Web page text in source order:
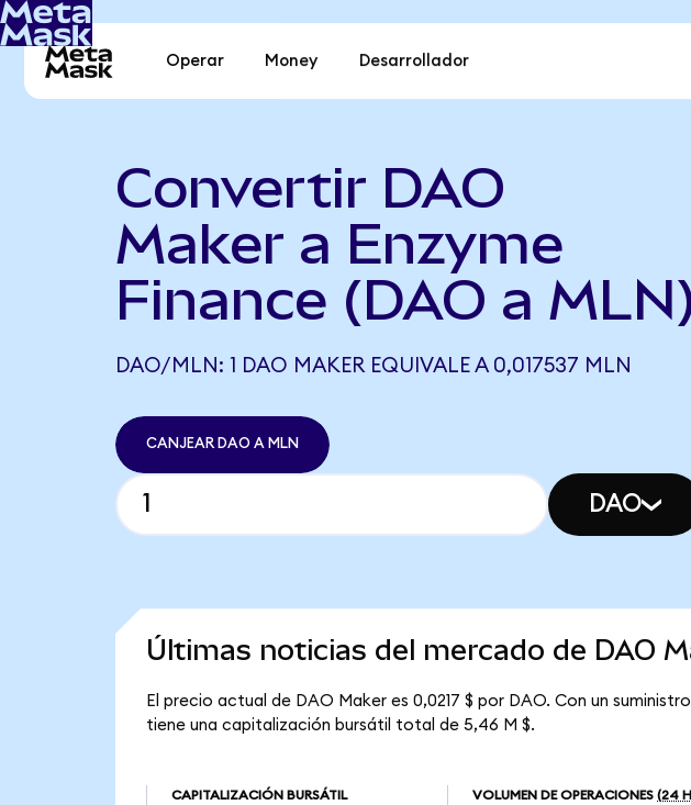
Operar Money Desarrollador
Convertir DAO
Maker a Enzyme
Finance (DAO a
DAO/MLN: 1 DAO MAKER EQUIVALE A 0,017537 MLN
CANJEAR DAO A MLN
DAO
Últimas noticias del mercado de DAO
El precio actual de DAO Maker es 0,0217 $ por DAO. Con un
tiene una capitalización bursátil total de 5,46 M $.
CAPITALIZACIÓN BURSÁTIL VOLUMEN DE OPERACIONES (24